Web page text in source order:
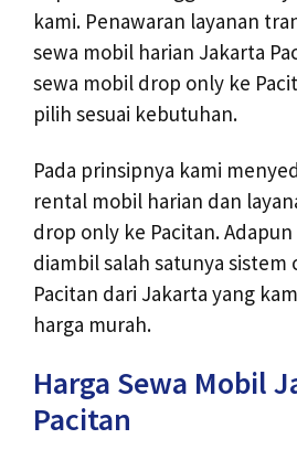
kami. Penawaran layanan
sewa mobil harian Jakarta
sewa mobil drop only ke
pilih sesuai kebutuhan.
Pada prinsipnya kami
rental mobil harian dan
drop only ke Pacitan.
diambil salah satunya
Pacitan dari Jakarta yang
harga murah.
Harga Sewa Mobil
Pacitan